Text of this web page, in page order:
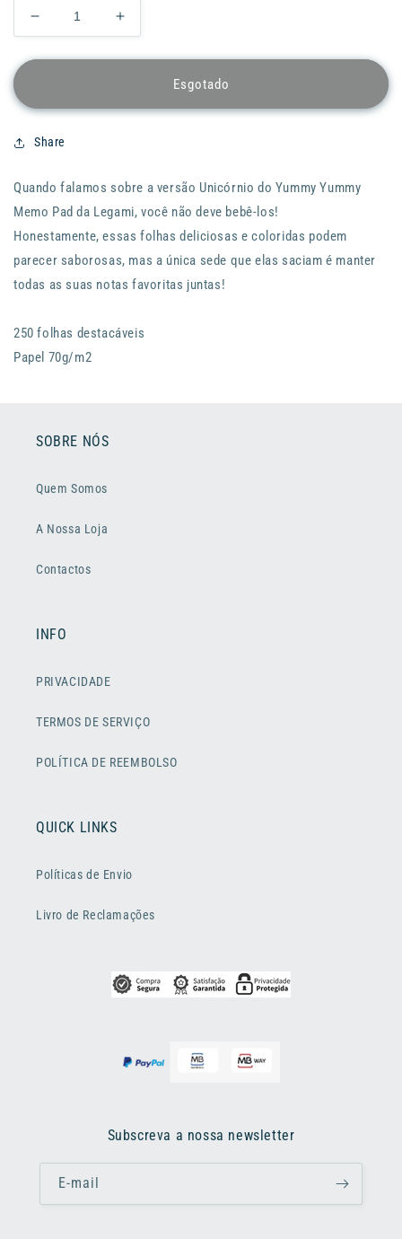
Diminuir
a
quantidade
LEGAMI
Yummy
Unicorn
Aumentar
a
quantidade
LEGAMI
Unicorn
Esgotado
Share
Quando falamos sobre a versão Unicórnio do Yummy Yummy
Memo Pad da Legami, você não deve bebê-los!
Honestamente, essas folhas deliciosas e coloridas podem
parecer saborosas, mas a única sede que elas saciam é manter
todas as suas notas favoritas juntas!
250 folhas destacáveis
Papel 70g/m2
SOBRE NÓS
Quem Somos
A Nossa Loja
Contactos
INFO
PRIVACIDADE
TERMOS DE SERVIÇO
POLÍTICA DE REEMBOLSO
QUICK LINKS
Políticas de Envio
Livro de Reclamações
Subscreva a nossa newsletter
E-mail